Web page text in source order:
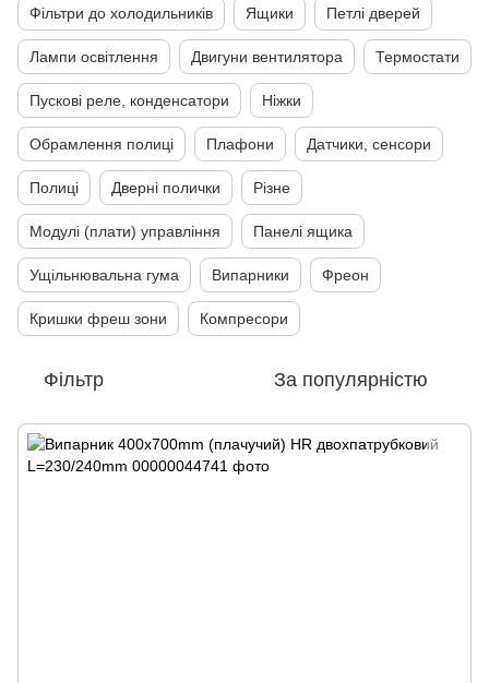
Фільтри до холодильників Ящики Петлі дверей
Лампи освітлення Двигуни вентилятора Термостати
Пускові реле, конденсатори Ніжки
Обрамлення полиці Плафони Датчики, сенсори
Полиці Дверні полички Різне
Модулі (плати) управління Панелі ящика
Ущільнювальна гума Випарники Фреон
Кришки фреш зони Компресори
Фільтр За популярністю